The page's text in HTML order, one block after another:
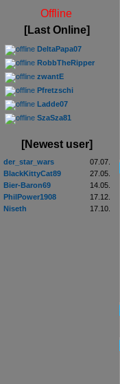
Offline
[Last Online]
DeltaPapa07
RobbTheRipper
zwantE
Pfretzschi
Ladde07
SzaSza81
[Newest user]
der_star_wars
07.07.
BlackKittyCat89
27.05.
Bier-Baron69
14.05.
PhilPower1908
17.12.
Niseth
17.10.